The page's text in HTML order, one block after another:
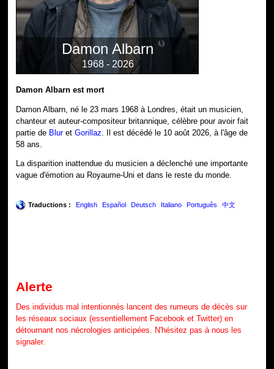
Damon Albarn
1968 - 2026
Damon Albarn est mort
Damon Albarn, né le 23 mars 1968 à Londres, était un musicien,
chanteur et auteur-compositeur britannique, célèbre pour avoir fait
partie de BluretGorillaz . Il est décédé le 10 août 2026, à l'âge de
58 ans.
La disparition inattendue du musicien a déclenché une importante
vague d'émotion au Royaume-Uni et dans le reste du monde.
Traductions : English Español Deutsch Italiano Português 中文
Alerte
Des individus mal intentionnés lancent des rumeurs de décès sur
les réseaux sociaux (essentiellement Facebook et Twitter) en
détournant nos nécrologies anticipées. N'hésitez pas à nous les
signaler.